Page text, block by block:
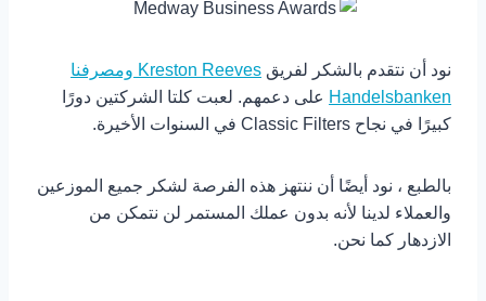
نود أن نتقدم بالشكر لفريق Kreston Reeves ومصرفنا
Handelsbanken على دعمهم. لعبت كلتا الشركتين دورًا
كبيرًا في نجاح Classic Filters في السنوات الأخيرة.
بالطبع ، نود أيضًا أن ننتهز هذه الفرصة لشكر جميع الموزعين
والعملاء لدينا لأنه بدون عملك المستمر لن نتمكن من
الازدهار كما نحن.